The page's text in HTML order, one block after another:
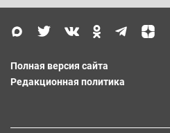
Полная версия сайта
Редакционная политика